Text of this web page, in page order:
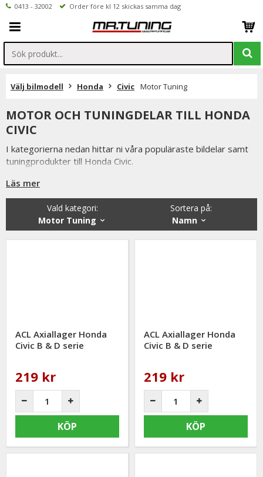
0413 - 32002 Order före kl 12 skickas samma dag
Välj bilmodell Honda Civic Motor Tuning
MOTOR OCH TUNINGDELAR TILL HONDA
CIVIC
I kategorierna nedan hittar ni våra populäraste bildelar samt
tuningprodukter till Honda Civic.
Är det ni undrar över eller saknar i vårt sortiment är ni
Inne på valfri produktsidan hittar ni ett formulär för att enkelt
ställa en fråga.
Läs mer
Sortera på:
Namn
Vald kategori:
Motor Tuning
ACL Axiallager Honda
Civic B & D serie
219 kr
KÖP
ACL Axiallager Honda
Civic B & D serie
219 kr
KÖP